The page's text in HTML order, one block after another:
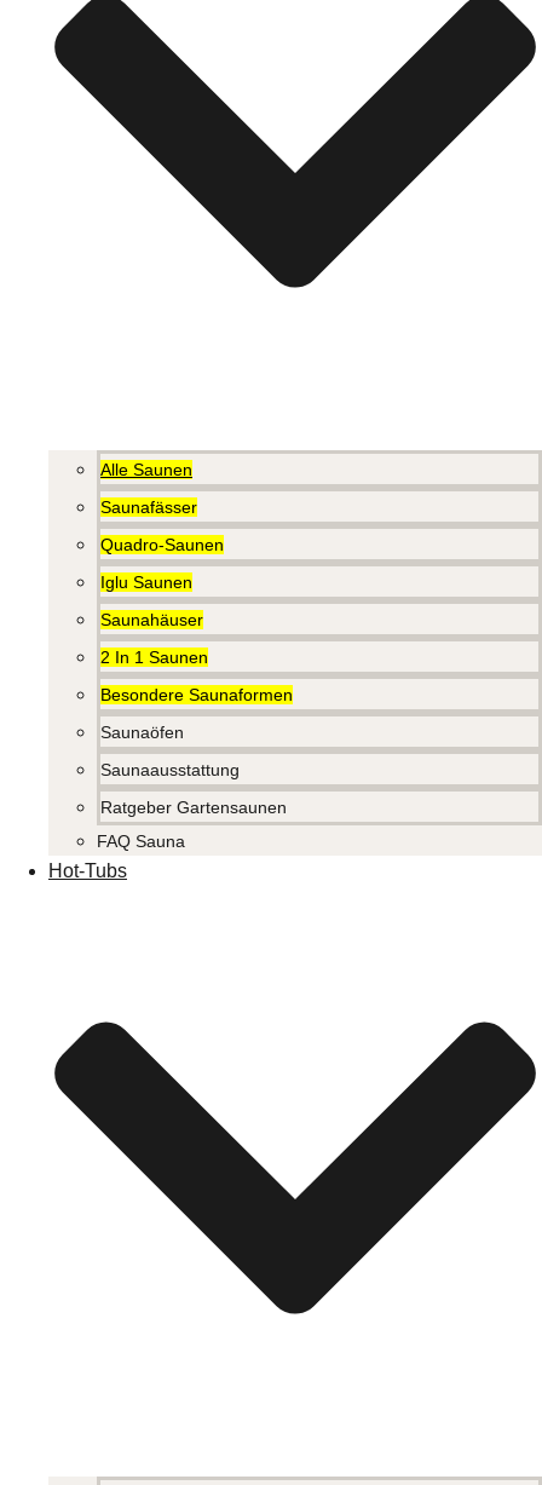
Alle Saunen
Saunafässer
Quadro-Saunen
Iglu Saunen
Saunahäuser
2 In 1 Saunen
Besondere Saunaformen
Saunaöfen
Saunaausstattung
Ratgeber Gartensaunen
FAQ Sauna
Hot-Tubs